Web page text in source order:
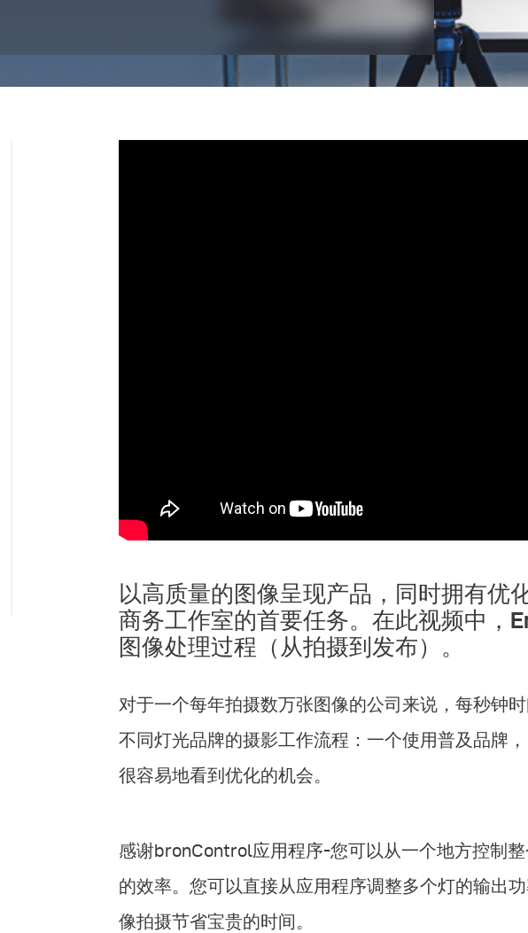
以高质量的图像呈现产品，同时拥有优
商务工作室的首要任务。在此视频中，
图像处理过程（从拍摄到发布）。
对于一个每年拍摄数万张图像的公司来说，每秒钟
不同灯光品牌的摄影工作流程：一个使用普及品牌
很容易地看到优化的机会。
感谢bronControl应用程序-您可以从一个地方控制
的效率。您可以直接从应用程序调整多个灯的输出
像拍摄节省宝贵的时间。